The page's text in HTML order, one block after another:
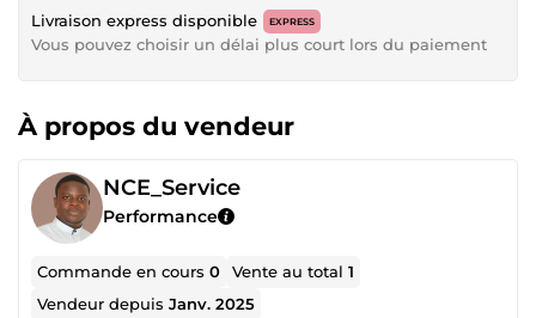
Livraison express disponible EXPRESS
Vous pouvez choisir un délai plus court lors du paiement
À propos du vendeur
NCE_Service
Performance
Commande en cours0 Vente au total1
Vendeur depuisJanv. 2025